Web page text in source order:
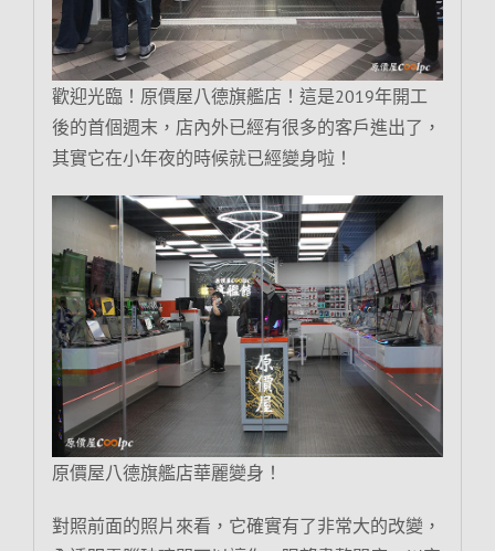
歡迎光臨！原價屋八德旗艦店！這是2019年開工
後的首個週末，店內外已經有很多的客戶進出了，
其實它在小年夜的時候就已經變身啦！
原價屋八德旗艦店華麗變身！
對照前面的照片來看，它確實有了非常大的改變，